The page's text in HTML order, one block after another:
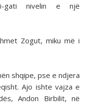
gati nivelin e një
Zogut, miku më i
shqipe, pse e ndjera
Ajo ishte vajza e
Andon Birbilit, në